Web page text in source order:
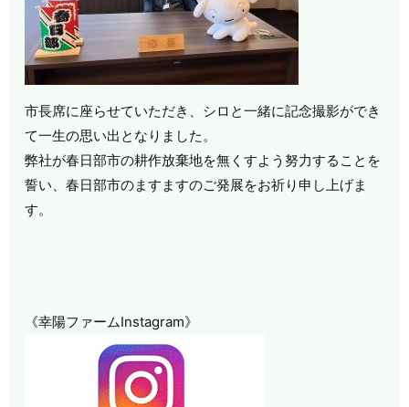
市長席に座らせていただき、シロと一緒に記念撮影ができ
て一生の思い出となりました。
弊社が春日部市の耕作放棄地を無くすよう努力することを
誓い、春日部市のますますのご発展をお祈り申し上げま
す。
《幸陽ファームInstagram》